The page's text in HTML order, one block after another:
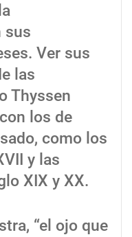
sus
Ver sus
las
Thyssen
los de
como los
y las
XIX y XX.
“el ojo que